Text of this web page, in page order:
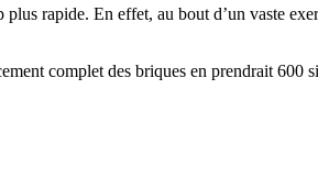
rapide. En effet, au bout d’un vaste
complet des briques en prendrait 600